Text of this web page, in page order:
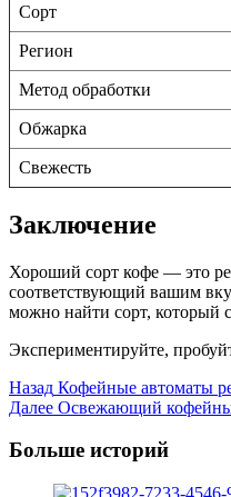
Сорт
Регион
Метод обработки
Обжарка
Свежесть
Заключение
Хороший сорт кофе — это
соответствующий вашим
можно найти сорт,
Экспериментируйте,
Post
Navigation
Назад Кофейные автоматы
Далее Освежающий
Больше историй